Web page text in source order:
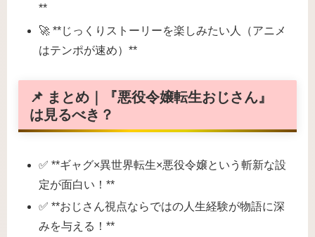
**
🚀 **じっくりストーリーを楽しみたい人（アニメ
はテンポが速め）**
📌 まとめ｜『悪役令嬢転生おじさん』
は見るべき？
✅ **ギャグ×異世界転生×悪役令嬢という斬新な設
定が面白い！**
✅ **おじさん視点ならではの人生経験が物語に深
みを与える！**